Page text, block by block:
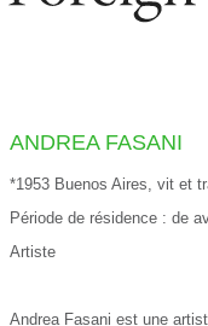
ANDREA FASANI
*1953 Buenos Aires, vit et
Période de résidence : de
Artiste
Andrea Fasani est une